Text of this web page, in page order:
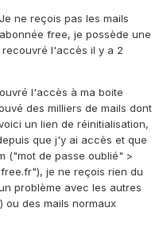
ne reçois pas les mails
free, je possède une
l'accès il y a 2
l'accès à ma boite
des milliers de mails dont
un lien de réinitialisation,
que j'y ai accès et que
("mot de passe oublié" >
je ne reçois rien du
problème avec les autres
ou des mails normaux